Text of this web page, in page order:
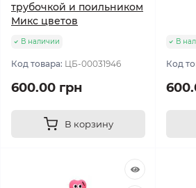
трубочкой и поильником
Микс цветов
В наличии
Код товара: ЦБ-00031946
600.00 грн
В корзину
В
Код